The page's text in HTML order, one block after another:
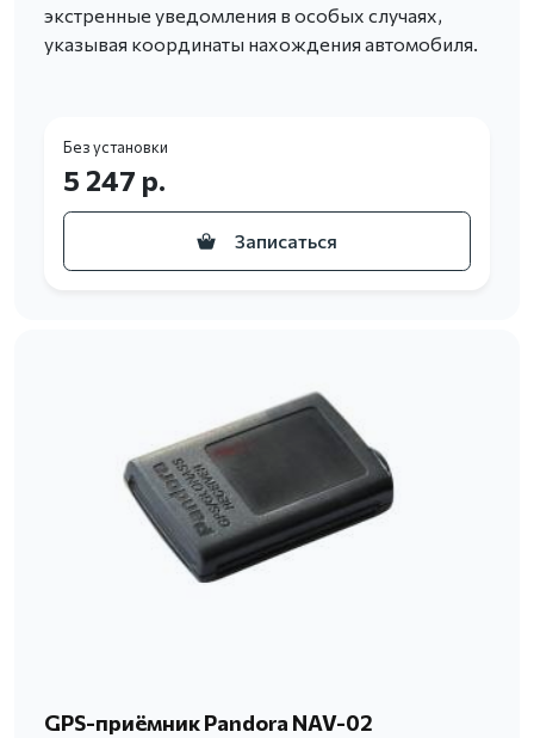
экстренные уведомления в особых случаях,
указывая координаты нахождения автомобиля.
Без установки
5 247 р.
Записаться
GPS-приёмник Pandora NAV-02